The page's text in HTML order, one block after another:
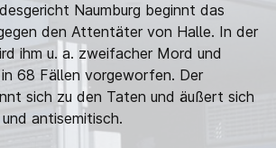
Naumburg beginnt das
den Attentäter von Halle. In der
ihm u. a. zweifacher Mord und
68 Fällen vorgeworfen. Der
sich zu den Taten und äußert sich
antisemitisch.